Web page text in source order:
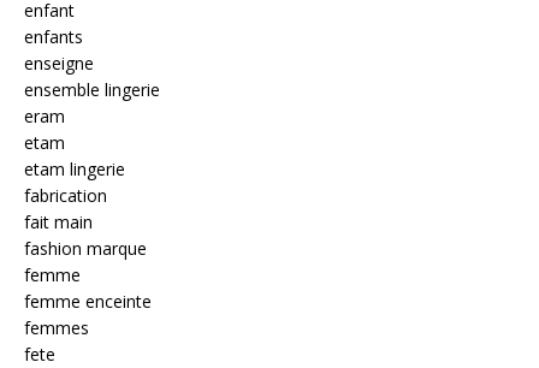
enfant
enfants
enseigne
ensemble lingerie
eram
etam
etam lingerie
fabrication
fait main
fashion marque
femme
femme enceinte
femmes
fete